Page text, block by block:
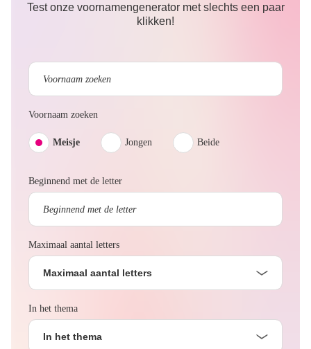
Test onze voornamengenerator met slechts een paar
klikken!
Voornaam zoeken
Meisje Jongen Beide
Beginnend met de letter
Maximaal aantal letters
Maximaal aantal letters
In het thema
In het thema